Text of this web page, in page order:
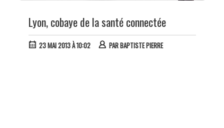
Lyon, cobaye de la santé connectée
23 MAI 2013 À 10:02 PARBAPTISTE PIERRE